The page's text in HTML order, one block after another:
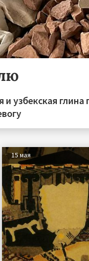
и узбекская
15 мая